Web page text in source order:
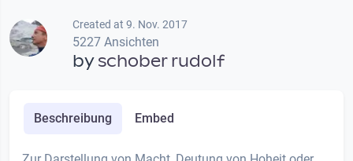
Created at 9. Nov. 2017
5227 Ansichten
byschober rudolf
Beschreibung Embed